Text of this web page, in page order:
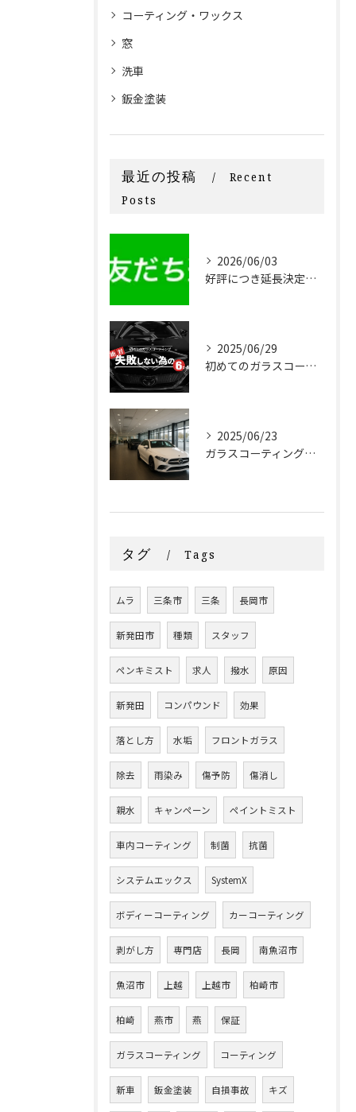
コーティング・ワックス
窓
洗車
鈑金塗装
最近の投稿
Recent
Posts
2026/06/03
好評につき延長決定！！20,000円OFF 新車限定早割りキャンペーン
2025/06/29
初めてのガラスコーティング 絶対失敗しない為の『６か条』
2025/06/23
ガラスコーティングはディーラーと専門店どっちがいいの？
タグ Tags
ムラ 三条市 三条 長岡市
新発田市 種類 スタッフ
ペンキミスト 求人 撥水 原因
新発田 コンパウンド 効果
落とし方 水垢 フロントガラス
除去 雨染み 傷予防 傷消し
親水 キャンペーン ペイントミスト
車内コーティング 制菌 抗菌
システムエックス SystemX
ボディーコーティング カーコーティング
剥がし方 専門店 長岡 南魚沼市
魚沼市 上越 上越市 柏崎市
柏崎 燕市 燕 保証
ガラスコーティング コーティング
新車 鈑金塗装 自損事故 キズ